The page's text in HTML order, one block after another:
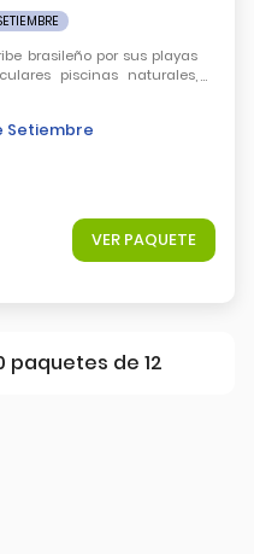
brasileño por sus playas
piscinas naturales,
Setiembre
VER PAQUETE
paquetes de 12